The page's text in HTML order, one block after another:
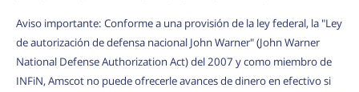
Aviso importante: Conforme a una provisión de la ley federal, la "Ley
de autorización de defensa nacional John Warner" (John Warner
National Defense Authorization Act) del 2007 y como miembro de
INFiN, Amscot no puede ofrecerle avances de dinero en efectivo si